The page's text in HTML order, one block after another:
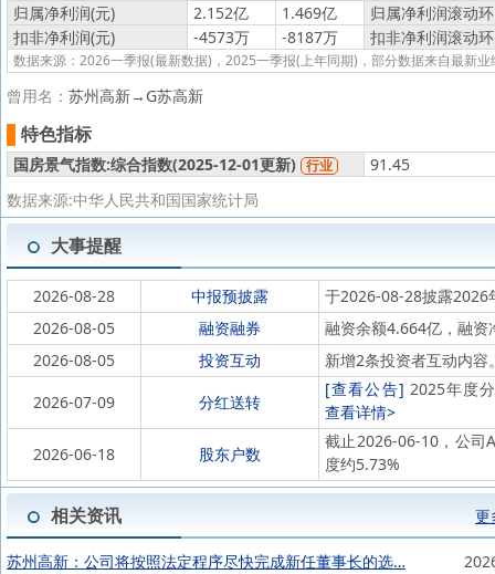
归属净利润(元)
2.152亿 1.469亿
归属净利润滚动
扣非净利润(元)
-4573万 -8187万 扣非净利润滚动
数据来源：2026一季报(最新数据)，2025一季报(上年同期)，部分数据来自最新业
曾用名： 苏州高新→G苏高新
特色指标
国房景气指数:综合指数(2025-12-01更新) 行业
91.45
数据来源:中华人民共和国国家统计局
大事提醒
2026-08-28 中报预披露
于2026-08-28披露2026
2026-08-05
融资融券
融资余额4.664亿，融资
2026-08-05
投资互动
新增2条投资者互动内容
2026-07-09
分红送转
[查看公告] 2025年度
查看详情>
2026-06-18
股东户数
截止2026-06-10，公司
度约5.73%
相关资讯 更
苏州高新：公司将按照法定程序尽快完成新任董事长的选…